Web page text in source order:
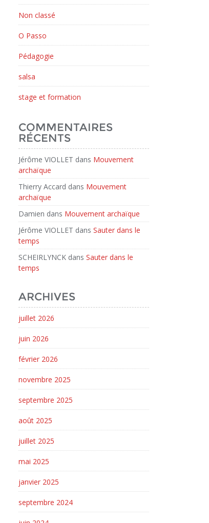
Non classé
O Passo
Pédagogie
salsa
stage et formation
COMMENTAIRES
RÉCENTS
Jérôme VIOLLET dans Mouvement
archaïque
Thierry Accard dans Mouvement
archaïque
Damien dans Mouvement archaïque
Jérôme VIOLLET dans Sauter dans le
temps
SCHEIRLYNCK dans Sauter dans le
temps
ARCHIVES
juillet 2026
juin 2026
février 2026
novembre 2025
septembre 2025
août 2025
juillet 2025
mai 2025
janvier 2025
septembre 2024